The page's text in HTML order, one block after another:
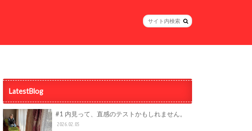
LatestBlog
#1 内見って、直感のテストかもしれません。
2026.02.05